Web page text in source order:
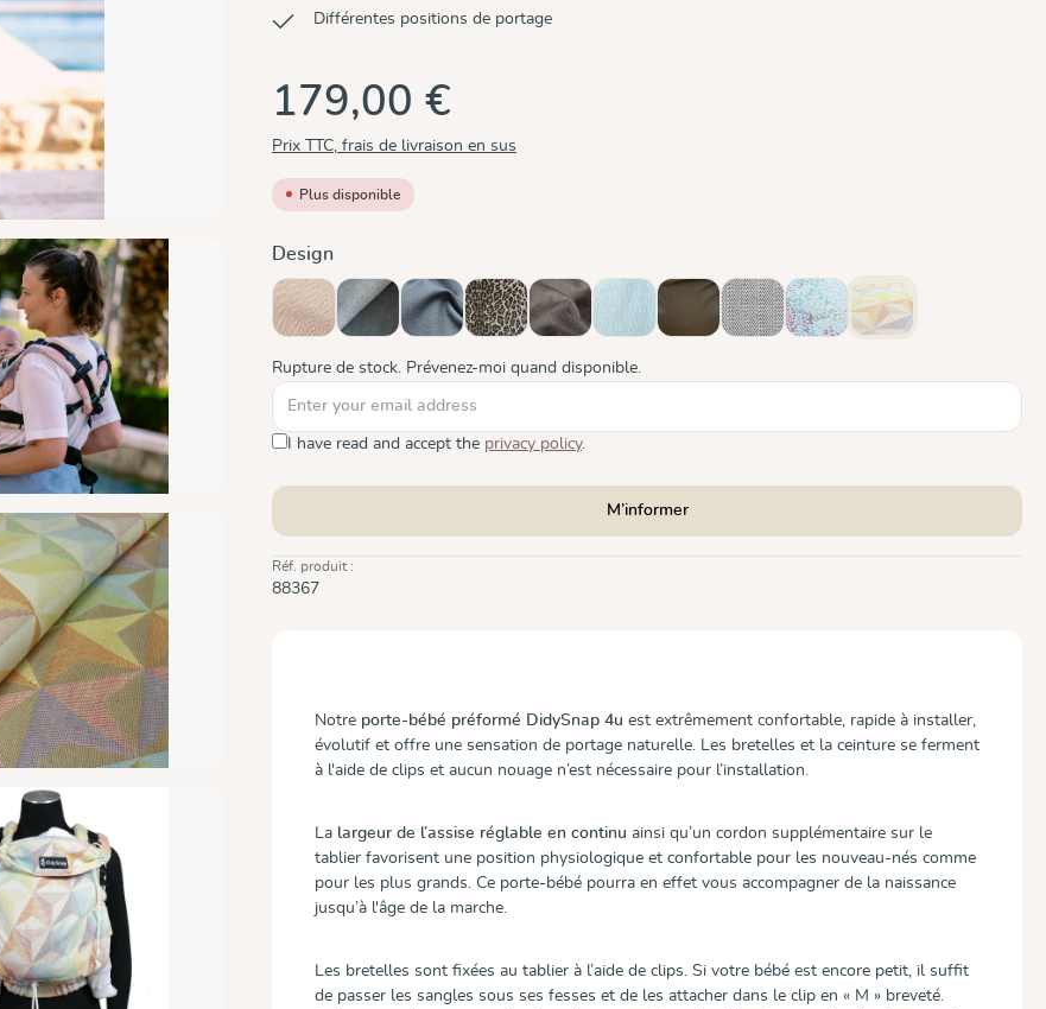
Différentes positions de portage
179,00 €
Prix TTC, frais de livraison en sus
Plus disponible
Sélectionnez
Design
CinnamonDoubleface Anthracite
Graphit Leo Mocca Ocean Olive Silver Summer Mosaic
Zephyr
(Cette option n'est pas
Rupture de stock. Prévenez-moi quand disponible.
I have read and accept the privacy policy.
M’informer
Réf. produit :
88367
Notre porte-bébé préformé DidySnap 4u est extrêmement confortable, rapide à installer,
évolutif et offre une sensation de portage naturelle. Les bretelles et la ceinture se ferment
à l'aide de clips et aucun nouage n’est nécessaire pour l’installation.
La largeur de l’assise réglable en continu ainsi qu’un cordon supplémentaire sur le
tablier favorisent une position physiologique et confortable pour les nouveau-nés comme
pour les plus grands. Ce porte-bébé pourra en effet vous accompagner de la naissance
jusqu’à l'âge de la marche.
Les bretelles sont fixées au tablier à l’aide de clips. Si votre bébé est encore petit, il suffit
de passer les sangles sous ses fesses et de les attacher dans le clip en « M » breveté.